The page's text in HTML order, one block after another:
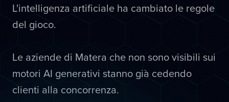
L'intelligenza artificiale ha cambiato le regole
del gioco.
Le aziende di Matera che non sono visibili sui
motori AI generativi stanno già cedendo
clienti alla concorrenza.